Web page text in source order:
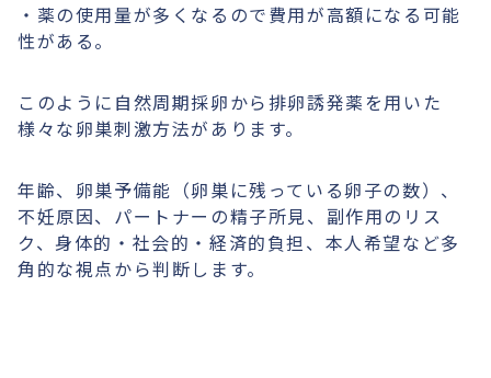
・薬の使用量が多くなるので費用が高額になる可能
性がある。
このように自然周期採卵から排卵誘発薬を用いた
様々な卵巣刺激方法があります。
年齢、卵巣予備能（卵巣に残っている卵子の数）、
不妊原因、パートナーの精子所見、副作用のリス
ク、身体的・社会的・経済的負担、本人希望など多
角的な視点から判断します。